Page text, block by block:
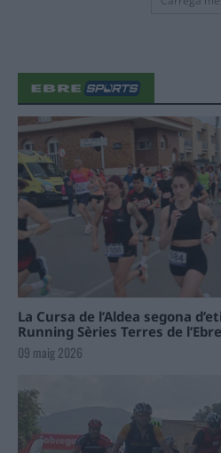
La Cursa de l’Aldea segona
Running Sèries Terres de l’Ebre
09 maig 2026